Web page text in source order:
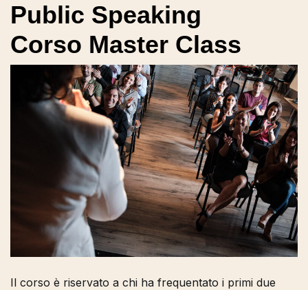
Public Speaking
Corso Master Class
Il corso è riservato a chi ha frequentato i primi due